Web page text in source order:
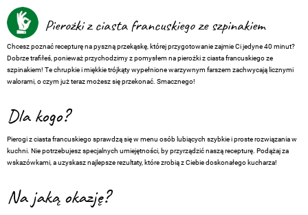
Pierożki z ciasta francuskiego ze szpinakiem
Chcesz poznać recepturę na pyszną przekąskę, której przygotowanie zajmie Ci jedyne 40 minut?
Dobrze trafiłeś, ponieważ przychodzimy z pomysłem na pierożki z ciasta francuskiego ze
szpinakiem! Te chrupkie i miękkie trójkąty wypełnione warzywnym farszem zachwycają licznymi
walorami, o czym już teraz możesz się przekonać. Smacznego!
Dla kogo?
Pierogi z ciasta francuskiego sprawdzą się w menu osób lubiących szybkie i proste rozwiązania w
kuchni. Nie potrzebujesz specjalnych umiejętności, by przyrządzić naszą recepturę. Podążaj za
wskazówkami, a uzyskasz najlepsze rezultaty, które zrobią z Ciebie doskonałego kucharza!
Na jaką okazję?